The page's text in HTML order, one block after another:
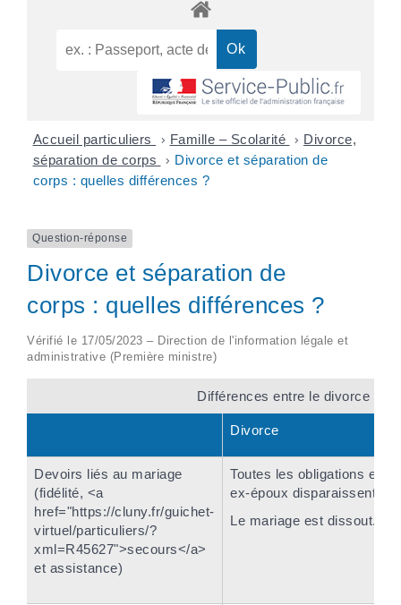
Accueil particuliers > Famille – Scolarité > Divorce,
séparation de corps
> Divorce et séparation de
corps : quelles différences ?
Question-réponse
Divorce et séparation de
corps : quelles différences ?
Vérifié le 17/05/2023 – Direction de l'information légale et
administrative (Première ministre)
Différences entre le divorce et
Divorce
Devoirs liés au mariage
(fidélité, <a
href="https://cluny.fr/guichet-
virtuel/particuliers/?
xml=R45627">secours</a>
et assistance)
Toutes les obligations entre
ex-époux disparaissent.
Le mariage est dissout.